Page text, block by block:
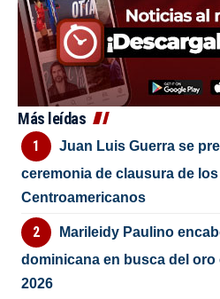
Más leídas
Juan Luis Guerra se
ceremonia de clausura de
Centroamericanos
Marileidy Paulino
dominicana en busca del
2026